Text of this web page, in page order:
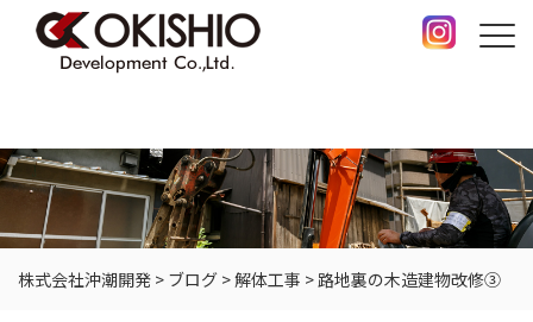
株式会社沖潮開発 > ブログ >解体工事 >路地裏の木造建物改修③